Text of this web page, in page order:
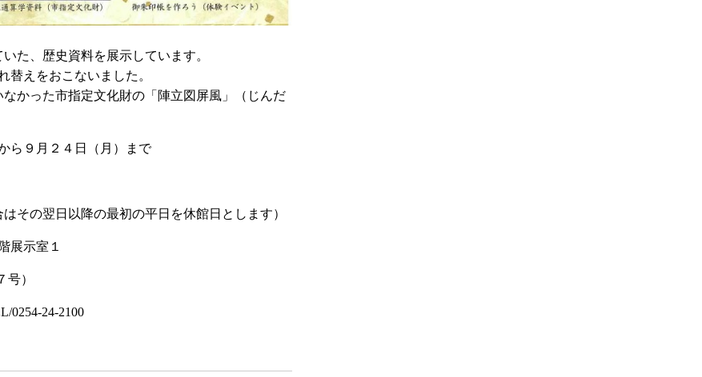
た、歴史資料を展示しています。
替えをおこないました。
かった市指定文化財の「陣立図屏風」（じんだ
９月２４日（月）まで
その翌日以降の最初の平日を休館日とします）
示室１
）
0254-24-2100